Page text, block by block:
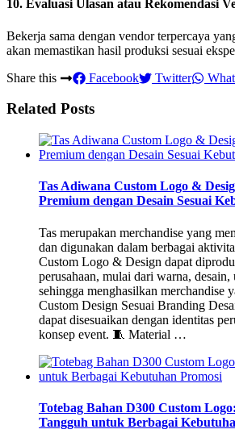
10. Evaluasi Ulasan atau Rekomendasi
Bekerja sama dengan vendor terpercaya
akan memastikan hasil produksi sesuai
Share this
Facebook Twitter
Related Posts
Tas Adiwana Custom Logo &
Premium dengan Desain Sesuai
Tas merupakan merchandise yang
dan digunakan dalam berbagai
Custom Logo & Design dapat
perusahaan, mulai dari warna,
sehingga menghasilkan merchandise
Custom Design Sesuai Branding
dapat disesuaikan dengan identitas
konsep event. 🧵 Material …
Totebag Bahan D300 Custom
Tangguh untuk Berbagai